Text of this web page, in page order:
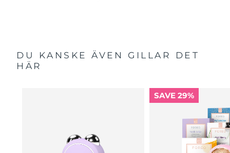
DU KANSKE ÄVEN GILLAR DET
HÄR
SAVE 29%